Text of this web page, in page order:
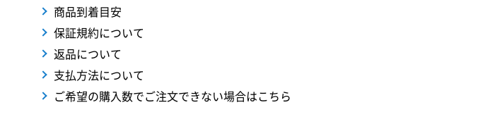
商品到着目安
保証規約について
返品について
支払方法について
ご希望の購入数でご注文できない場合はこちら